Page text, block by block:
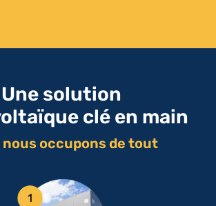
Une solution
clé en main
nous occupons de tout